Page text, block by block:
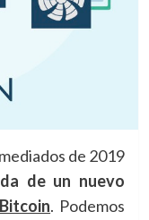
de 2019
de un nuevo
Bitcoin. Podemos